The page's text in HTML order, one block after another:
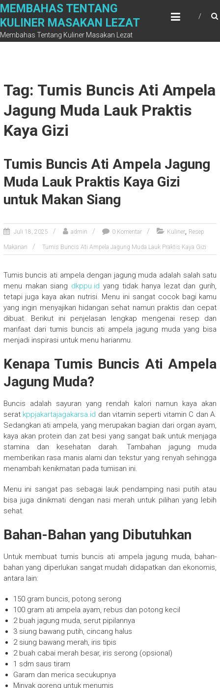
Skip
content
MEMBAHAS TENTANG
KULINER MASAKAN LEZAT
Membahas Tentang Kuliner Masakan Lezat
Tag: Tumis Buncis Ati Ampela
Jagung Muda Lauk Praktis
Kaya Gizi
Tumis Buncis Ati Ampela Jagung
Muda Lauk Praktis Kaya Gizi
untuk Makan Siang
Juli 18, 2025 admin 0 Komentar Kuliner, Resep
Makanan Tumis Buncis Ati Ampela Jagung Muda Lauk Praktis Kaya Gizi
Tumis buncis ati ampela dengan jagung muda adalah salah satu
menu makan siang dkppu.id yang tidak hanya lezat dan gurih,
tetapi juga kaya akan nutrisi. Menu ini sangat cocok bagi kamu
yang ingin menyajikan hidangan sehat namun praktis dan cepat
dibuat. Berikut ini penjelasan lengkap mengenai resep dan
manfaat dari tumis buncis ati ampela jagung muda yang bisa
menjadi inspirasi untuk menu harianmu.
Kenapa Tumis Buncis Ati Ampela
Jagung Muda?
Buncis adalah sayuran yang rendah kalori namun kaya akan
serat kppjakartajagakarsa.id dan vitamin seperti vitamin C dan A.
Sedangkan ati ampela, yang merupakan bagian dari organ ayam,
kaya akan protein dan zat besi yang sangat baik untuk menjaga
stamina dan kesehatan darah. Tambahan jagung muda
memberikan rasa manis alami dan tekstur yang renyah sehingga
menambah kenikmatan pada tumisan ini.
Menu ini sangat pas sebagai lauk pendamping nasi putih atau
bisa juga dinikmati dengan nasi merah untuk pilihan yang lebih
sehat.
Bahan-Bahan yang Dibutuhkan
Untuk membuat tumis buncis ati ampela jagung muda, bahan-
bahan yang diperlukan sangat mudah didapatkan dan ekonomis,
antara lain:
150 gram buncis, potong serong
100 gram ati ampela ayam, rebus dan potong kecil
2 buah jagung muda, serut pipilannya
3 siung bawang putih, cincang halus
2 siung bawang merah, iris tipis
2 buah cabai merah besar, iris serong (opsional)
1 sdm saus tiram
Garam dan merica secukupnya
Minyak goreng untuk menumis